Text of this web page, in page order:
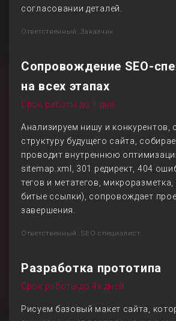
согласовании деталей.
Ответственный: Заказчик
Сопровождение SEO-
на всех этапах
Срок работы до 1 дня
Анализируем нишу и конкурентов,
структуру будущего сайта,
проводит внутреннюю
sitemap.xml, 301 редирект, 404
тегов и метатегов,
битые ссылки), сопровождает
завершения.
Ответственный: SEO специалист
Разработка прототипа
Срок работы до 4х дней
Рисуем базовый макет сайта,